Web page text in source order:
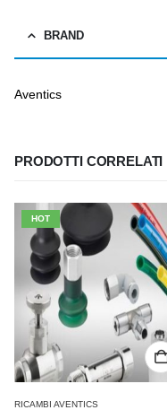
BRAND
Aventics
PRODOTTI CORRELATI
HOT
RICAMBI AVENTICS